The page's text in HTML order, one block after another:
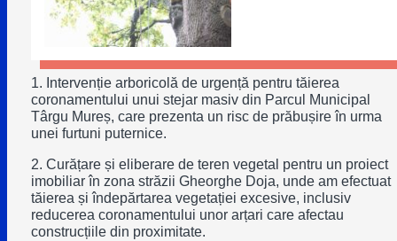
1. Intervenție arboricolă de urgență pentru tăierea
coronamentului unui stejar masiv din Parcul Municipal
Târgu Mureș, care prezenta un risc de prăbușire în urma
unei furtuni puternice.
2. Curățare și eliberare de teren vegetal pentru un proiect
imobiliar în zona străzii Gheorghe Doja, unde am efectuat
tăierea și îndepărtarea vegetației excesive, inclusiv
reducerea coronamentului unor arțari care afectau
construcțiile din proximitate.